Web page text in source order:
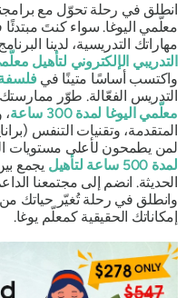
انطلق في رحلة تحوّل مع برامجنا
معلّمي اليوغا. سواء كنتَ
مهاراتك التدريسية، لدينا
التدريبي الإلكتروني لتأهيل معلّمي
واكتسب أساسًا متينًا في فلسفة
التدريس الفعّالة. طوّر ممارستك
معلّمي اليوغا لمدة 300 ساعة
،
المتقدمة، وتقنيات التنفس
لمن يطمحون لأعلى مستويات
لمدة 500 ساعة
لتأهيليجمع بين
الحديثة. انضم إلى مجتمعنا
وانطلق في رحلة تُغيّر حياتك
إمكاناتك الحقيقية كمعلّم يوغا.